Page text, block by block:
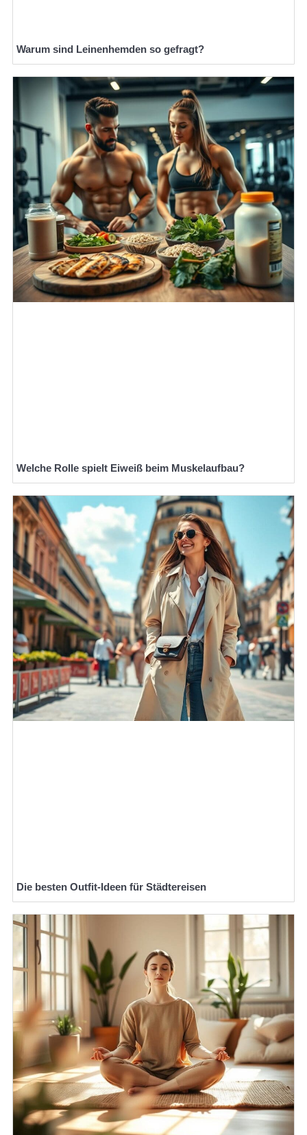
Warum sind Leinenhemden so gefragt?
Welche Rolle spielt Eiweiß beim Muskelaufbau?
Die besten Outfit-Ideen für Städtereisen